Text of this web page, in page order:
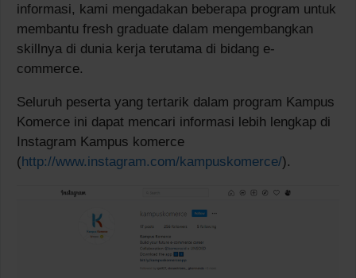
informasi, kami mengadakan beberapa program untuk
membantu fresh graduate dalam mengembangkan
skillnya di dunia kerja terutama di bidang e-
commerce.
Seluruh peserta yang tertarik dalam program Kampus
Komerce ini dapat mencari informasi lebih lengkap di
Instagram Kampus komerce
(http://www.instagram.com/kampuskomerce/).